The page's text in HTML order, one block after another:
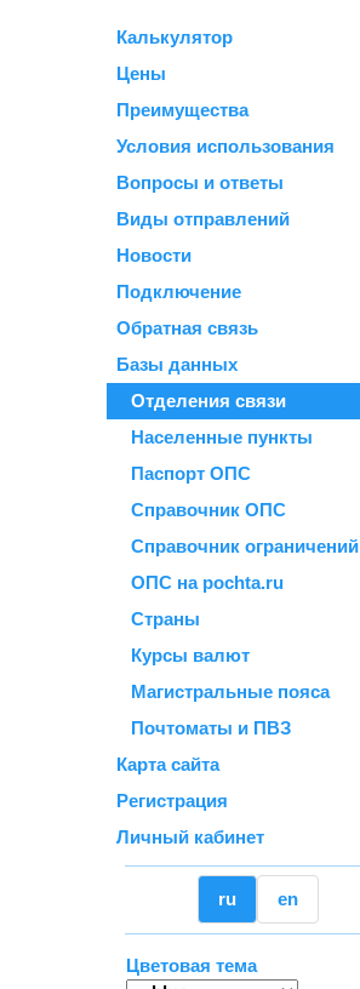
Калькулятор
Цены
Преимущества
Условия использования
Вопросы и ответы
Виды отправлений
Новости
Подключение
Обратная связь
Базы данных
Отделения связи
Населенные пункты
Паспорт ОПС
Справочник ОПС
Справочник ограничений
ОПС на pochta.ru
Страны
Курсы валют
Магистральные пояса
Почтоматы и ПВЗ
Карта сайта
Регистрация
Личный кабинет
ru en
Цветовая тема